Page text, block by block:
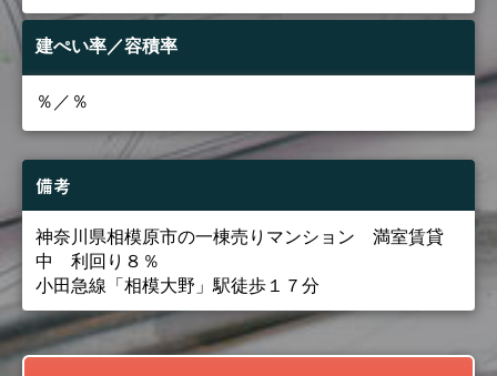
建ぺい率／容積率
％／％
備考
神奈川県相模原市の一棟売りマンション 満室賃貸
中 利回り８％
小田急線「相模大野」駅徒歩１７分